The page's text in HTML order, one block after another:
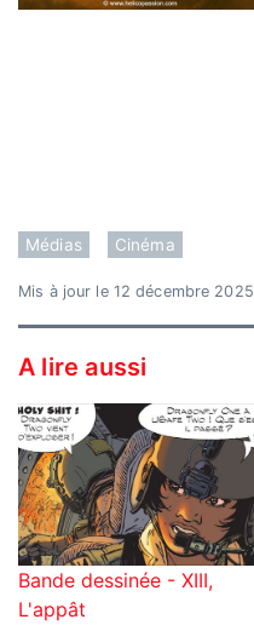
Médias Cinéma
Mis à jour le 12 décembre 2025
A lire aussi
Bande dessinée - XIII,
L'appât